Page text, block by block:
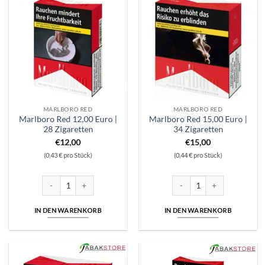
MARLBORO RED
Marlboro Red 12,00 Euro |
28 Zigaretten
€12,00
(0,43 € pro Stück)
Marlboro Red 12,00 Euro | 28 Zigaretten Menge
IN DEN WARENKORB
MARLBORO RED
Marlboro Red 15,00 Euro |
34 Zigaretten
€15,00
(0,44 € pro Stück)
Marlboro Red 15,00 Euro |
IN DEN WARENKORB